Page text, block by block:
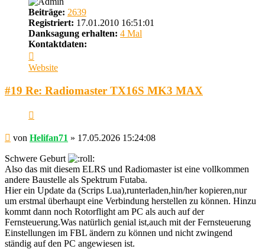
Beiträge: 2639
Registriert: 17.01.2010 16:51:01
Danksagung erhalten: 4 Mal
Kontaktdaten:
von
Helifan71
Website
#19 Re: Radiomaster TX16S MK3 MAX
Beitrag
von Helifan71 » 17.05.2026 15:24:08
Schwere Geburt
Also das mit diesem ELRS und Radiomaster ist eine vollkommen
andere Baustelle als Spektrum Futaba.
Hier ein Update da (Scrips Lua),runterladen,hin/her kopieren,nur
um erstmal überhaupt eine Verbindung herstellen zu können. Hinzu
kommt dann noch Rotorflight am PC als auch auf der
Fernsteuerung.Was natürlich genial ist,auch mit der Fernsteuerung
Einstellungen im FBL ändern zu können und nicht zwingend
ständig auf den PC angewiesen ist.